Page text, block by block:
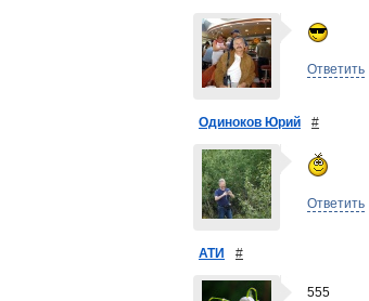
Ответить
Одиноков Юрий #
Ответить
АТИ #
555